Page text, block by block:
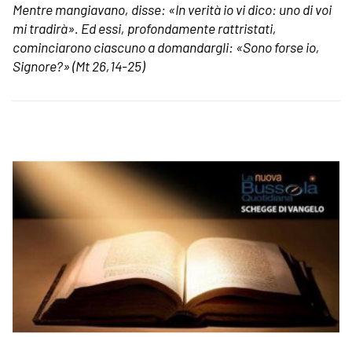
Mentre mangiavano, disse: «In verità io vi dico: uno di voi
mi tradirà». Ed essi, profondamente rattristati,
cominciarono ciascuno a domandargli: «Sono forse io,
Signore?»(Mt 26,14-25)